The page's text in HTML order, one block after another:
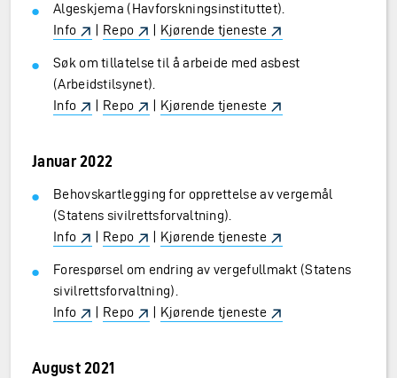
Algeskjema (Havforskningsinstituttet).
Info
| Repo | Kjørende tjeneste
Søk om tillatelse til å arbeide med asbest
(Arbeidstilsynet).
Info
| Repo | Kjørende tjeneste
Januar 2022
Behovskartlegging for opprettelse av vergemål
(Statens sivilrettsforvaltning).
Info
| Repo | Kjørende tjeneste
Forespørsel om endring av vergefullmakt (Statens
sivilrettsforvaltning).
Info
| Repo | Kjørende tjeneste
August 2021